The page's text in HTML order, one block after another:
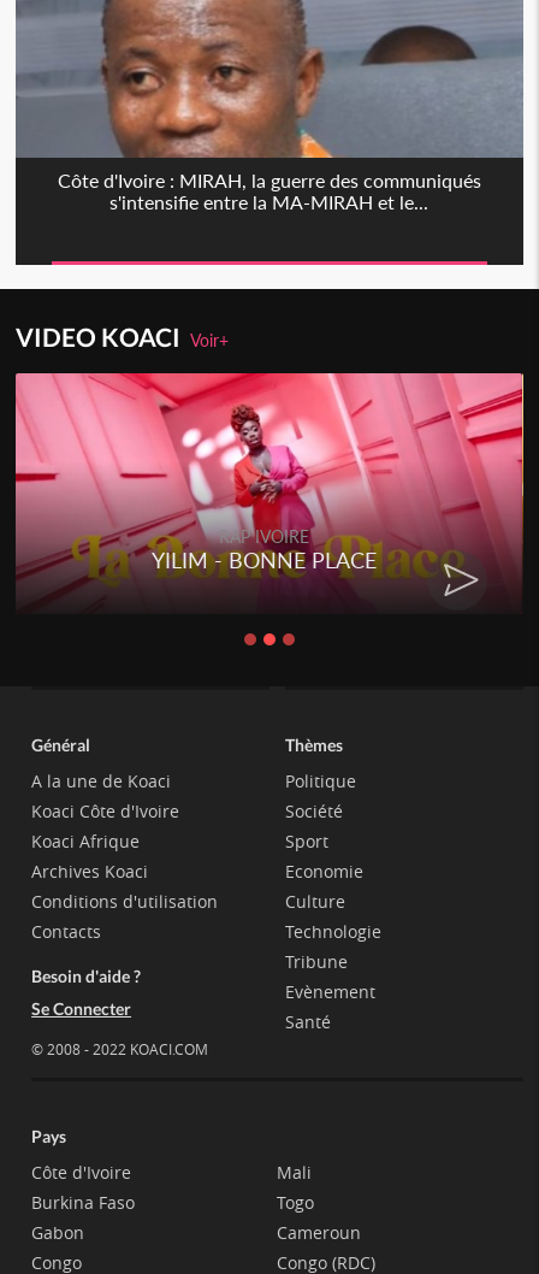
Côte d'Ivoire : MIRAH, la guerre des communiqués
s'intensifie entre la MA-MIRAH et le...
VIDEO KOACIVoir+
RAP IVOIRE
RENARD BARAKISSA - DOS DE
CHAT
Général
A la une de Koaci
Koaci Côte d'Ivoire
Koaci Afrique
Archives Koaci
Conditions d'utilisation
Contacts
Besoin d'aide ?
Se Connecter
© 2008 - 2022 KOACI.COM
Thèmes
Politique
Société
Sport
Economie
Culture
Technologie
Tribune
Evènement
Santé
Pays
Côte d'Ivoire
Burkina Faso
Gabon
Congo
Mali
Togo
Cameroun
Congo (RDC)